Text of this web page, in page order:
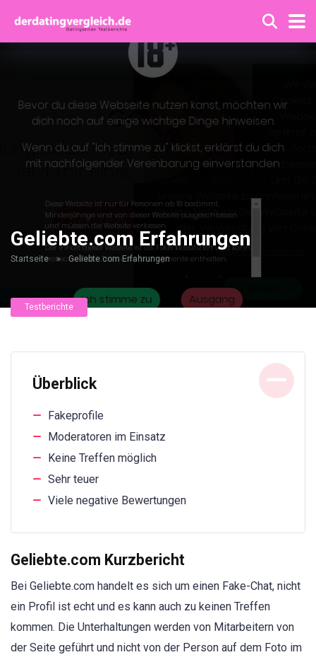
Geliebte.com Erfahrungen
Startseite » Geliebte.com Erfahrungen
Testberichte
Überblick
Fakeprofile
Moderatoren im Einsatz
Keine Treffen möglich
Sehr teuer
Viele negative Bewertungen
Geliebte.com Kurzbericht
Bei Geliebte.com handelt es sich um einen Fake-Chat, nicht
ein Profil ist echt und es kann auch zu keinen Treffen
kommen. Die Unterhaltungen werden von Mitarbeitern von
der Seite geführt und nicht von der Person auf dem Foto im